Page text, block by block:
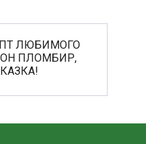
ЛЮБИМОГО
ПЛОМБИР,